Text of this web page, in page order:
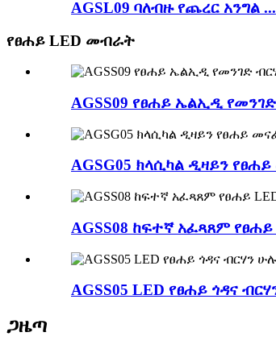
AGSL09 ባለብዙ የጨረር አንግል ...
የፀሐይ LED መብራት
AGSS09 የፀሐይ ኤልኢዲ
AGSG05 ክላሲካል ዲዛይን
AGSS08 ከፍተኛ አፈጻጸም
AGSS05 LED የፀሐይ ጎዳና
ጋዜጣ